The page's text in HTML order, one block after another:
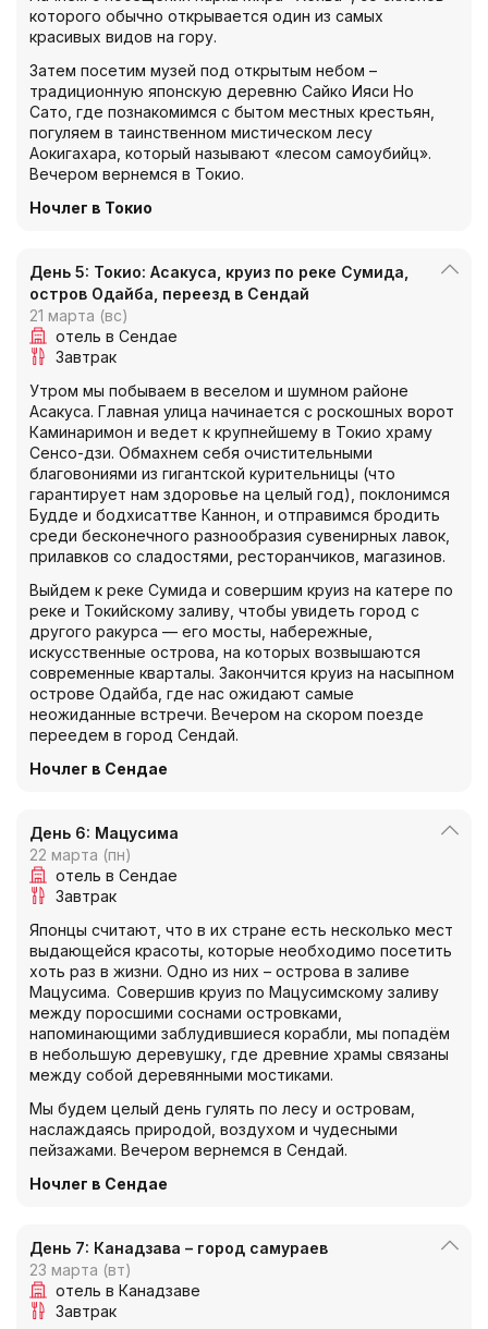
которого обычно открывается один из самых
красивых видов на гору.
Затем посетим музей под открытым небом –
традиционную японскую деревню Сайко Ияси Но
Сато, где познакомимся с бытом местных крестьян,
погуляем в таинственном мистическом лесу
Аокигахара, который называют «лесом самоубийц».
Вечером вернемся в Токио.
Ночлег в Токио
День 5: Токио: Асакуса, круиз по реке Сумида,
остров Одайба, переезд в Сендай
21 марта (вс)
отель в Сендае
Завтрак
Утром мы побываем в веселом и шумном районе
Асакуса. Главная улица начинается с роскошных ворот
Каминаримон и ведет к крупнейшему в Токио храму
Сенсо-дзи. Обмахнем себя очистительными
благовониями из гигантской курительницы (что
гарантирует нам здоровье на целый год), поклонимся
Будде и бодхисаттве Каннон, и отправимся бродить
среди бесконечного разнообразия сувенирных лавок,
прилавков со сладостями, ресторанчиков, магазинов.
Выйдем к реке Сумида и совершим круиз на катере по
реке и Токийскому заливу, чтобы увидеть город с
другого ракурса — его мосты, набережные,
искусственные острова, на которых возвышаются
современные кварталы. Закончится круиз на насыпном
острове Одайба, где нас ожидают самые
неожиданные встречи. Вечером на скором поезде
переедем в город Сендай.
Ночлег в Сендае
День 6: Мацусима
22 марта (пн)
отель в Сендае
Завтрак
Японцы считают, что в их стране есть несколько мест
выдающейся красоты, которые необходимо посетить
хоть раз в жизни. Одно из них – острова в заливе
Мацусима. Совершив круиз по Мацусимскому заливу
между поросшими соснами островками,
напоминающими заблудившиеся корабли, мы попадём
в небольшую деревушку, где древние храмы связаны
между собой деревянными мостиками.
Мы будем целый день гулять по лесу и островам,
наслаждаясь природой, воздухом и чудесными
пейзажами. Вечером вернемся в Сендай.
Ночлег в Сендае
День 7: Канадзава – город самураев
23 марта (вт)
отель в Канадзаве
Завтрак